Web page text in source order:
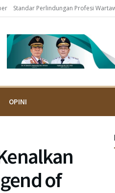
Standar Perlindungan Profesi
OPINI
of